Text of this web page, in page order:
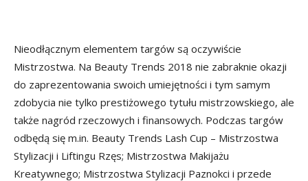
Nieodłącznym elementem targów są oczywiście
Mistrzostwa. Na Beauty Trends 2018 nie zabraknie okazji
do zaprezentowania swoich umiejętności i tym samym
zdobycia nie tylko prestiżowego tytułu mistrzowskiego, ale
także nagród rzeczowych i finansowych. Podczas targów
odbędą się m.in. Beauty Trends Lash Cup – Mistrzostwa
Stylizacji i Liftingu Rzęs; Mistrzostwa Makijażu
Kreatywnego; Mistrzostwa Stylizacji Paznokci i przede